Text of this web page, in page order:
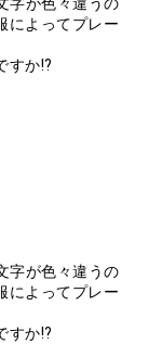
によってプレー
すか!?
字が色々違うの
によってプレー
すか!?